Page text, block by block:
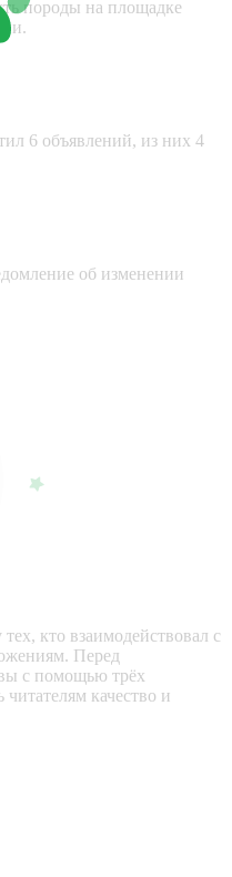
породы на площадке
6 объявлений, из них 4
об изменении
кто взаимодействовал с
Перед
с помощью трёх
качество и